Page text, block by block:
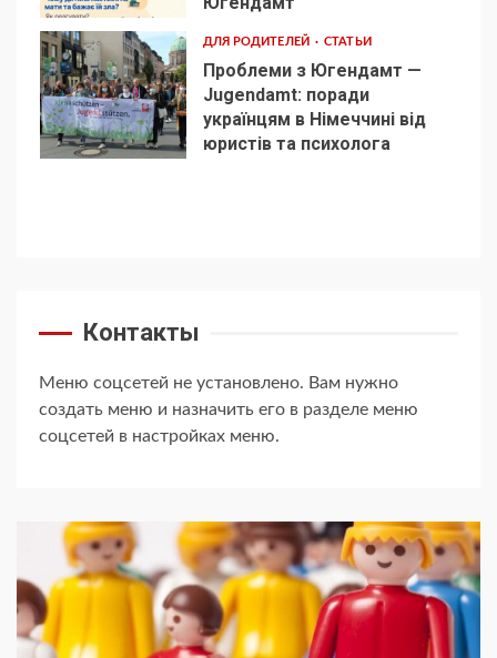
5
ДЛЯ РОДИТЕЛЕЙ СТАТЬИ
Проблеми з Югендамт —
Jugendamt: поради
українцям в Німеччині від
юристів та психолога
Контакты
Меню соцсетей не установлено. Вам нужно
создать меню и назначить его в разделе меню
соцсетей в настройках меню.